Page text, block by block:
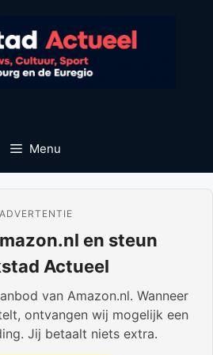
Menu
ADVERTENTIE
en steun
Actueel
van Amazon.nl. Wanneer
ontvangen wij mogelijk een
Jij betaalt niets extra.